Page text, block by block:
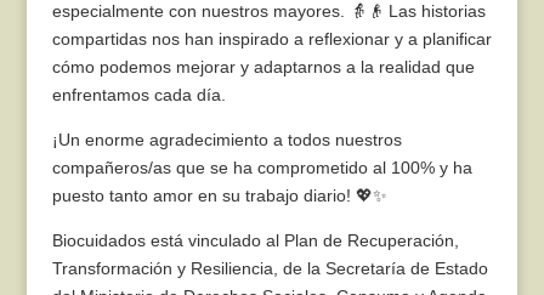
especialmente con nuestros mayores. 👵👴 Las historias
compartidas nos han inspirado a reflexionar y a planificar
cómo podemos mejorar y adaptarnos a la realidad que
enfrentamos cada día.
¡Un enorme agradecimiento a todos nuestros
compañeros/as que se ha comprometido al 100% y ha
puesto tanto amor en su trabajo diario! 💖✨
Biocuidados está vinculado al Plan de Recuperación,
Transformación y Resiliencia, de la Secretaría de Estado